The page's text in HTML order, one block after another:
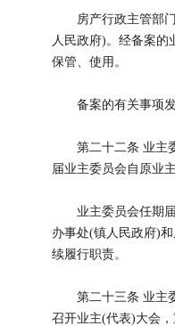
房产行政主管部门
人民政府)。经备案的
保管、使用。
备案的有关事项发
第二十二条 业主委
届业主委员会自原业
业主委员会任期届
办事处(镇人民政府)
续履行职责。
第二十三条 业主委
召开业主(代表)大会，